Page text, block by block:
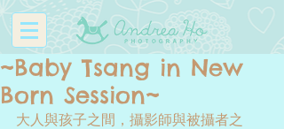
~Baby Tsang in New
Born Session~
大人與孩子之間，攝影師與被攝者之